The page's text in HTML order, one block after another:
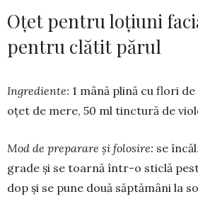
Oțet pentru loțiuni
pentru clătit părul
Ingrediente: 1 mână plină cu flori
oțet de mere, 50 ml tinc­tură de
Mod de preparare și folosire: se
grade și se toarnă într-o sticlă
dop și se pune două săptă­mâni la